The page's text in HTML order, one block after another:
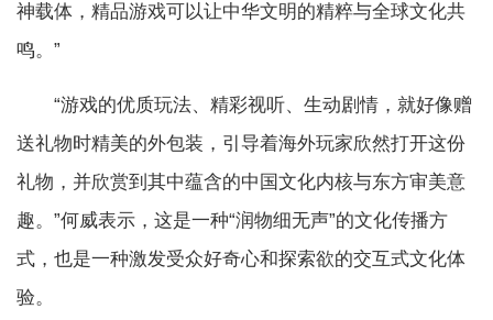
神载体，精品游戏可以让中华文明的精粹与全球文化共
鸣。”
“游戏的优质玩法、精彩视听、生动剧情，就好像赠
送礼物时精美的外包装，引导着海外玩家欣然打开这份
礼物，并欣赏到其中蕴含的中国文化内核与东方审美意
趣。”何威表示，这是一种“润物细无声”的文化传播方
式，也是一种激发受众好奇心和探索欲的交互式文化体
验。